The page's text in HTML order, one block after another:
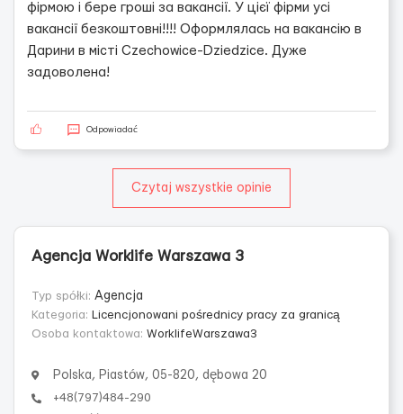
фірмою і бере гроші за вакансії. У цієї фірми усі
вакансії безкоштовні!!!! Оформлялась на вакансію в
Дарини в місті Czechowice-Dziedzice. Дуже
задоволена!
Odpowiadać
Czytaj wszystkie opinie
Agencja Worklife Warszawa 3
Typ spółki: Agencja
Kategoria: Licencjonowani pośrednicy pracy za granicą
Osoba kontaktowa: WorklifeWarszawa3
Polska, Piastów, 05-820, dębowa 20
+48(797)484-290